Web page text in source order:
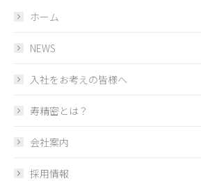
ホーム
NEWS
入社をお考えの皆様へ
寿精密とは？
会社案内
採用情報